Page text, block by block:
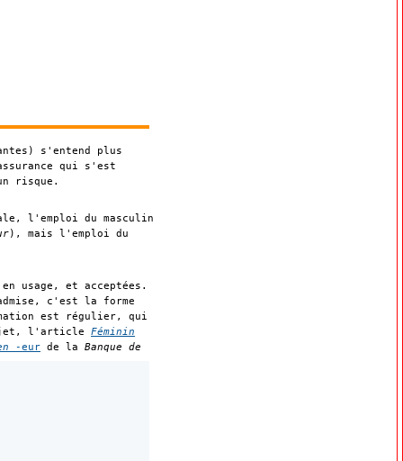
s'entend plus
qui s'est
risque.
l'emploi du masculin
), mais l'emploi du
usage, et acceptées.
c'est la forme
est régulier, qui
l'article Féminin
‑eur de la Banque de